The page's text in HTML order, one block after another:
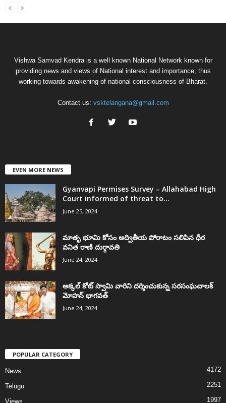
Vishwa Samvad Kendra is a well known National Network known for
providing news and views of National interest and importance, thus
working towards awakening of national consciousness of Bharat.
Contact us: vsktelangana@gmail.com
EVEN MORE NEWS
Gyanvapi Permises Survey – Allahabad High
Court informed of threat to...
June 25, 2024
మాతృ భూమి కోసం అద్వితీయ పోరాటం సలిపిన ధీర
వనిత రాణి దుర్గావతి
June 24, 2024
అక్కల్‌ కోట్‌ స్వామి వారిని దర్శించుకున్న సరసంఘచాలక్
మోహన్ భాగవత్
June 24, 2024
POPULAR CATEGORY
News 4172
Telugu 2251
Views 1997